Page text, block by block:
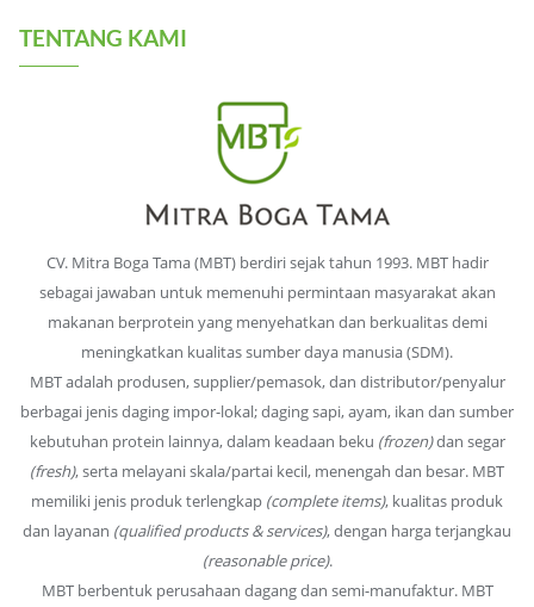
TENTANG KAMI
CV. Mitra Boga Tama (MBT) berdiri sejak tahun 1993. MBT hadir
sebagai jawaban untuk memenuhi permintaan masyarakat akan
makanan berprotein yang menyehatkan dan berkualitas demi
meningkatkan kualitas sumber daya manusia (SDM).
MBT adalah produsen, supplier/pemasok, dan distributor/penyalur
berbagai jenis daging impor-lokal; daging sapi, ayam, ikan dan sumber
kebutuhan protein lainnya, dalam keadaan beku (frozen)dan segar
(fresh), serta melayani skala/partai kecil, menengah dan besar. MBT
memiliki jenis produk terlengkap (complete items), kualitas produk
dan layanan (qualified products & services), dengan harga terjangkau
(reasonable price).
MBT berbentuk perusahaan dagang dan semi-manufaktur. MBT